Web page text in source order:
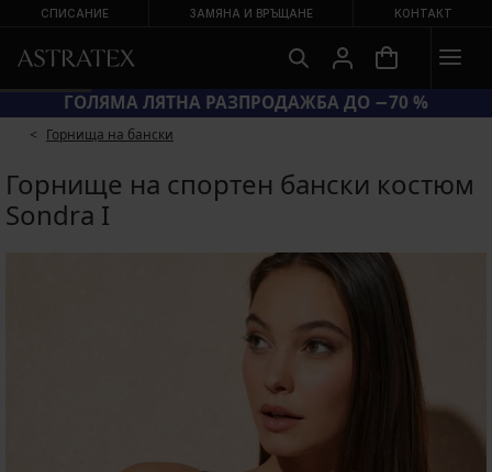
СПИСАНИЕ ЗАМЯНА И ВРЪЩАНЕ КОНТАКТ
ГОЛЯМА ЛЯТНА РАЗПРОДАЖБА ДО −70 %
Горнища на бански
Горнище на спортен бански костюм
Sondra I